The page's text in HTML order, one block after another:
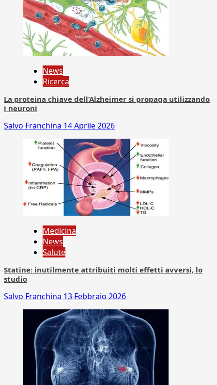
News
Ricerca
La proteina chiave dell’Alzheimer si propaga utilizzando
i neuroni
Salvo Franchina 14 Aprile 2026
Medicina
News
Salute
Statine: inutilmente attribuiti molti effetti avversi, lo
studio
Salvo Franchina 13 Febbraio 2026